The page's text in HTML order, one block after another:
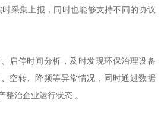
时采集上报，同时也能够支持不同的协议
启停时间分析，及时发现环保治理设备
空转、降频等异常情况，同时通过数据
整治企业运行状态 。